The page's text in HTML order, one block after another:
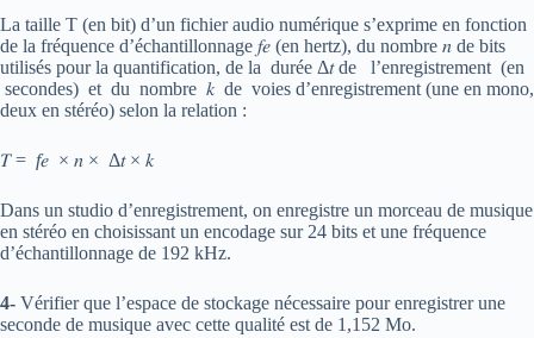
La taille T (en bit) d’un fichier audio numérique s’exprime en fonction
de la fréquence d’échantillonnage 𝑓𝑒 (en hertz), du nombre 𝑛 de bits
utilisés pour la quantification, de la durée Δ𝑡 de l’enregistrement (en
secondes) et du nombre 𝑘 de voies d’enregistrement (une en mono,
deux en stéréo) selon la relation :
𝑇 = f𝑒 × 𝑛 × Δ𝑡 × 𝑘
Dans un studio d’enregistrement, on enregistre un morceau de musique
en stéréo en choisissant un encodage sur 24 bits et une fréquence
d’échantillonnage de 192 kHz.
4- Vérifier que l’espace de stockage nécessaire pour enregistrer une
seconde de musique avec cette qualité est de 1,152 Mo.